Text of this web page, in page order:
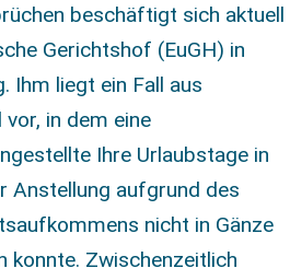
beschäftigt sich aktuell
Gerichtshof (EuGH) in
Ihm liegt ein Fall aus
vor, in dem eine
Ihre Urlaubstage in
Anstellung aufgrund des
nicht in Gänze
konnte. Zwischenzeitlich